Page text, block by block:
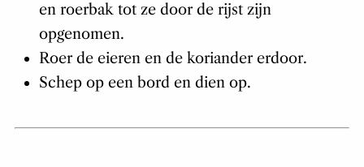
en roerbak tot ze door de rijst zijn
opgenomen.
Roer de eieren en de koriander erdoor.
Schep op een bord en dien op.